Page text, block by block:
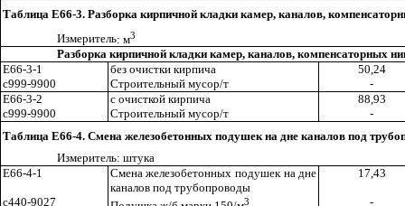
Таблица Е66-3. Разборка кирпичной кладки камер, каналов,
Измеритель: м3
Разборка кирпичной кладки камер, каналов, компенсаторных
Е66-3-1 без очистки кирпича
50,24
с999-9900
Строительный мусор/т
-
Е66-3-2
с очисткой кирпича
88,93
с999-9900
Строительный мусор/т
-
Таблица Е66-4. Смена железобетонных подушек на дне каналов под
Измеритель: штука
Е66-4-1
Смена железобетонных подушек на дне
каналов под трубопроводы
17,43
с440-9027 3
-